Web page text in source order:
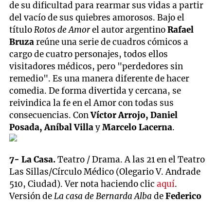
de su dificultad para rearmar sus vidas a partir
del vacío de sus quiebres amorosos. Bajo el
títuloRotos de Amorel autor argentinoRafael
Bruzareúne una serie de cuadros cómicos a
cargo de cuatro personajes, todos ellos
visitadores médicos, pero "perdedores sin
remedio". Es una manera diferente de hacer
comedia. De forma divertida y cercana, se
reivindica la fe en el Amor con todas sus
consecuencias. ConVíctor Arrojo, Daniel
Posada, Aníbal VillayMarcelo Lacerna.
7- La Casa.Teatro / Drama. A las 21 en el Teatro
Las Sillas/Círculo Médico (Olegario V. Andrade
510, Ciudad). Ver nota haciendo clicaquí.
Versión deLa casa de Bernarda AlbadeFederico